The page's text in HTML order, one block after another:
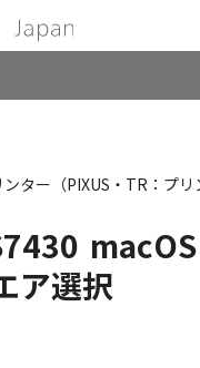
ア選択
ター（PIXUS・TR：プ